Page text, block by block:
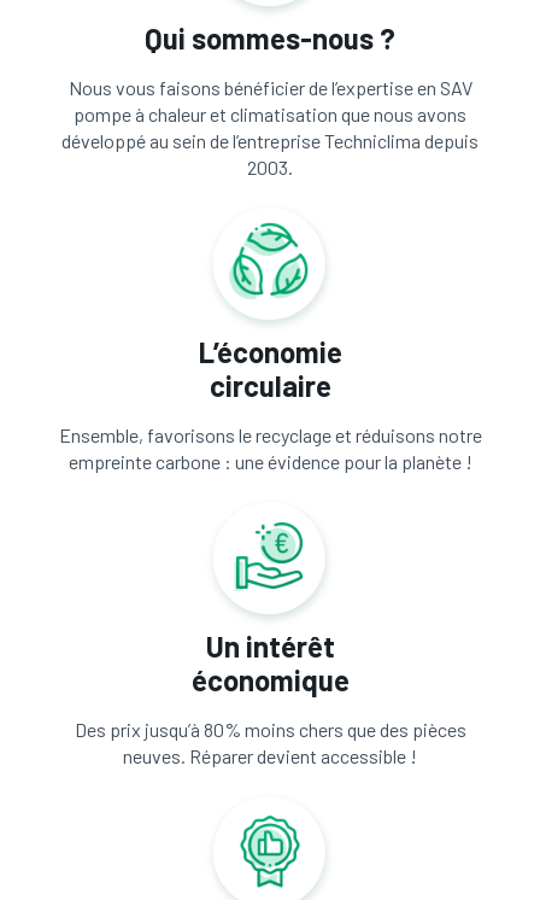
Qui sommes-nous ?
Nous vous faisons bénéficier de l’expertise en SAV
pompe à chaleur et climatisation que nous avons
développé au sein de l’entreprise Techniclima depuis
2003.
L’économie
circulaire
Ensemble, favorisons le recyclage et réduisons notre
empreinte carbone : une évidence pour la planète !
Un intérêt
économique
Des prix jusqu’à 80% moins chers que des pièces
neuves. Réparer devient accessible !